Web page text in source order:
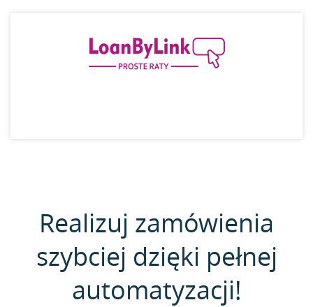
Realizuj zamówienia
szybciej dzięki pełnej
automatyzacji!